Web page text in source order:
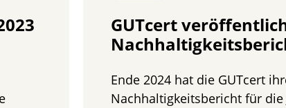
GUTcert
Ende 2024 hat die GUTcert
Nachhaltigkeitsbericht für die